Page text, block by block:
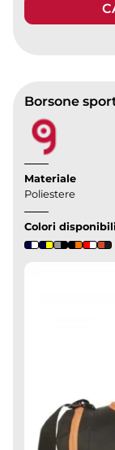
Borsone
Materiale
Poliestere
Colori disponibili